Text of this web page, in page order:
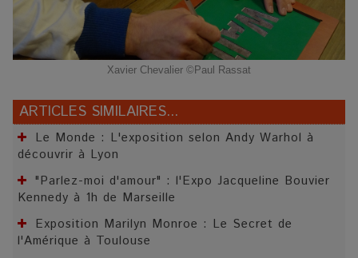
Xavier Chevalier ©Paul Rassat
ARTICLES SIMILAIRES...
Le Monde : L'exposition selon Andy Warhol à
découvrir à Lyon
"Parlez-moi d'amour" : l'Expo Jacqueline Bouvier
Kennedy à 1h de Marseille
Exposition Marilyn Monroe : Le Secret de
l'Amérique à Toulouse